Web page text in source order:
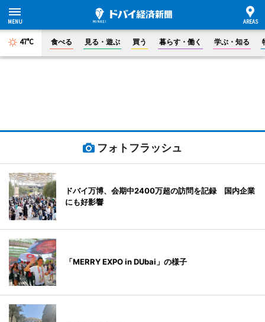
47°C 食べる 見る・遊ぶ 買う 暮らす・働く 学ぶ・知る
フォトフラッシュ
ドバイ万博、会期中2400万超の訪問を記録 国内企業
にも好影響
「MERRY EXPO in DUbai」の様子